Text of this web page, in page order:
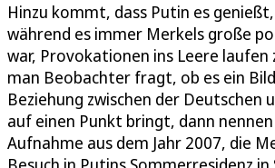
Hinzu kommt, dass Putin es
während es immer Merkels große
war, Provokationen ins Leere laufen
man Beobachter fragt, ob es ein
Beziehung zwischen der Deutschen
auf einen Punkt bringt, dann
Aufnahme aus dem Jahr 2007, die